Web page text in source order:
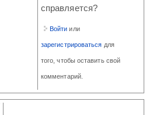
справляется?
Войти или
зарегистрироваться для
того, чтобы оставить свой
комментарий.